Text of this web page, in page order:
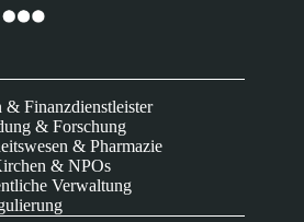
& Finanzdienstleister
& Forschung
& Pharmazie
& NPOs
Verwaltung